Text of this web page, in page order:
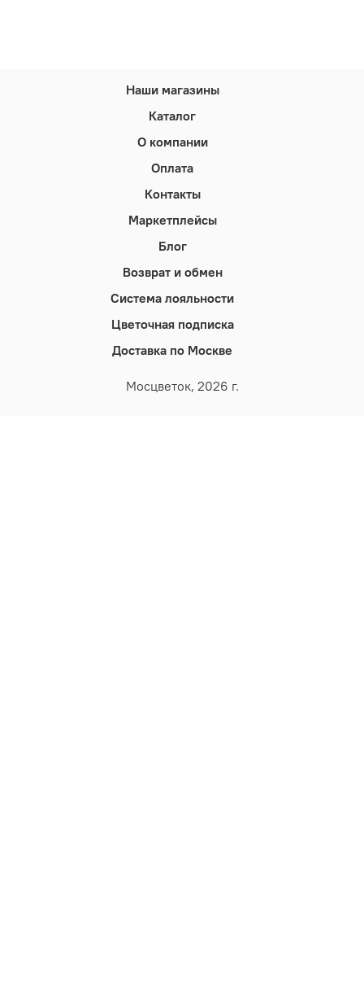
Наши магазины
Каталог
О компании
Оплата
Контакты
Маркетплейсы
Блог
Возврат и обмен
Система лояльности
Цветочная подписка
Доставка по Москве
Мосцветок, 2026 г.